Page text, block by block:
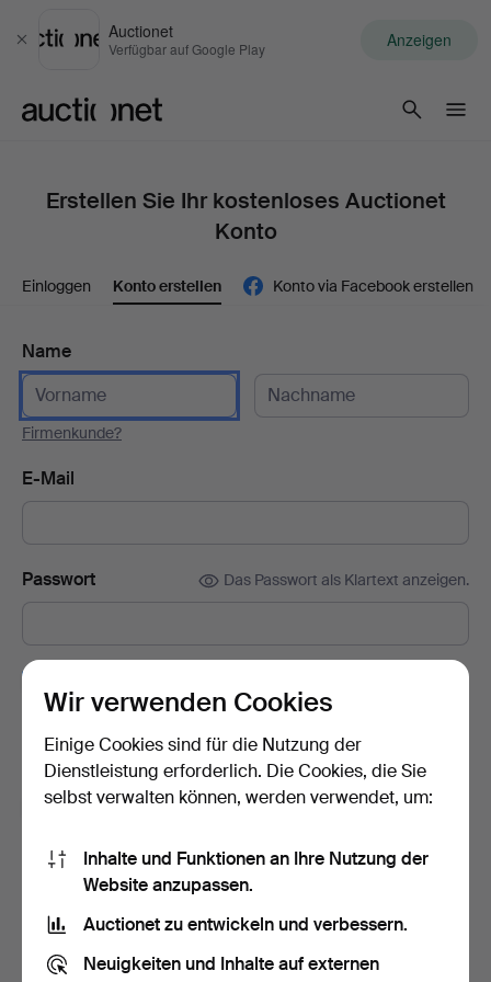
Schließen
Auctionet
Verfügbar auf Google Play Anzeigen
Erstellen Sie Ihr kostenloses Auctionet
Konto
Einloggen Konto erstellen Konto via Facebook erstellen
Name
Firmenkunde?
E-Mail
Passwort Das Passwort als Klartext anzeigen.
Mit u. a. Expertentipps, ausgewählten Objekten und Inspiration.
Sie können das Abonnement ganz einfach beenden, falls Sie
nicht mehr interessiert sind.
Ich bin über 18 Jahre alt und akzeptieredie
Datenschutzerklärungzur Kenntnis genommen habe.
Konto erstellen
Wir verwenden Cookies
Einige Cookies sind für die Nutzung der
Dienstleistung erforderlich. Die Cookies, die Sie
selbst verwalten können, werden verwendet, um:
Inhalte und Funktionen an Ihre Nutzung der
Website anzupassen.
Auctionet zu entwickeln und verbessern.
Neuigkeiten und Inhalte auf externen